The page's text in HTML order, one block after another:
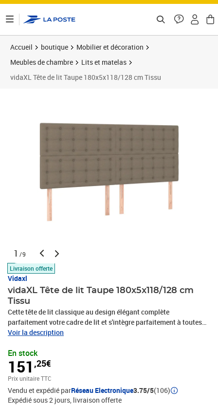
Accueil boutique
Mobilier et décoration
Meubles de chambre
Lits et matelas
vidaXL Tête de lit Taupe 180x5x118/128 cm Tissu
1 /9
Livraison offerte
Vidaxl
vidaXL Tête de lit Taupe 180x5x118/128 cm
Tissu
Cette tête de lit classique au design élégant complète
parfaitement votre cadre de lit et s'intègre parfaitement à toutes
les chambres. Tissu résistant : Le tissu présente un aspect simple
en bois assurent robustesse et stabilité.Hauteur réglable : La tête
de lit est réglable en hauteur selon vos préférences.Excellent
soutien : La tête de lit offre un excellent soutien dorsal lorsque
vous êtes assis dans votre lit pour lire ou regarder la
télévision. Remarque :La livraison comprend uniquement la tête
de lit. Le cadre de lit et le matelas ne sont pas inclus. Vous pouvez
Voir la description
En stock
151 ,25€
Prix unitaire TTC
Vendu et expédié parRéseau Electronique3.75/5(106)
Expédié sous 2 jours livraison offerte